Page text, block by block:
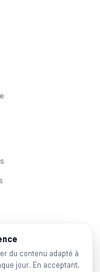
du contenu adapté à
jour. En acceptant,